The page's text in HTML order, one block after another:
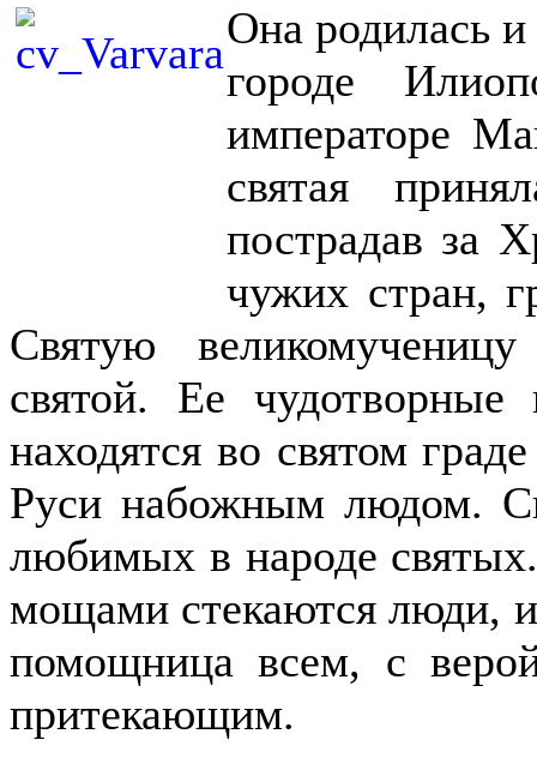
Она родилась
городе
императоре
святая
пострадав за
чужих стран,
Святую
святой. Ее
находятся во святом
Руси набожным людом.
любимых в народе
мощами стекаются люди, и
помощница всем, с
притекающим.